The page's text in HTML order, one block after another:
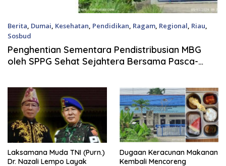
Berita, Dumai, Kesehatan, Pendidikan, Ragam, Regional, Riau,
Sosbud
8 Agustus, 2026
Penghentian Sementara Pendistribusian MBG
oleh SPPG Sehat Sejahtera Bersama Pasca-
Laksamana Muda TNI (Purn.)
Dr. Nazali Lempo Layak
Dugaan Keracunan Makanan
Kembali Mencoreng